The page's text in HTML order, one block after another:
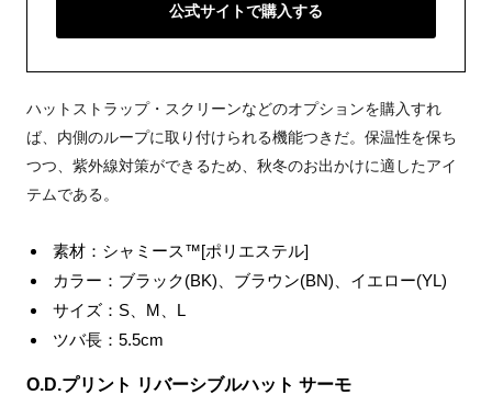
公式サイトで購入する
ハットストラップ・スクリーンなどのオプションを購入すれ
ば、内側のループに取り付けられる機能つきだ。保温性を保ち
つつ、紫外線対策ができるため、秋冬のお出かけに適したアイ
テムである。
素材：シャミース™[ポリエステル]
カラー：ブラック(BK)、ブラウン(BN)、イエロー(YL)
サイズ：S、M、L
ツバ長：5.5cm
O.D.プリント リバーシブルハット サーモ